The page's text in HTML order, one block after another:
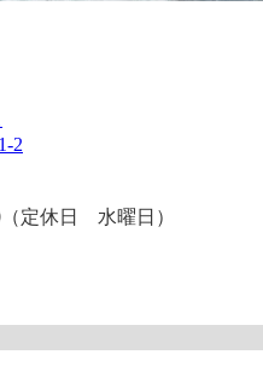
2
（定休日 水曜日）